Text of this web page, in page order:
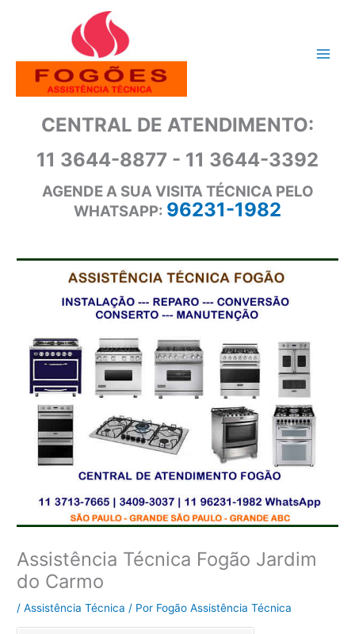
conteúdo
CENTRAL DE ATENDIMENTO:
11 3644-8877 - 11 3644-3392
AGENDE A SUA VISITA TÉCNICA PELO
WHATSAPP: 96231-1982
Assistência Técnica Fogão Jardim
do Carmo
/Assistência Técnica / Por Fogão Assistência Técnica